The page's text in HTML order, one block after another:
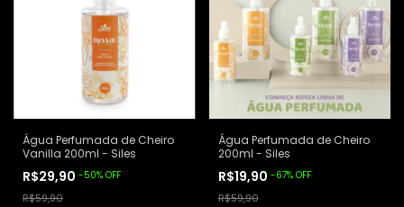
Água Perfumada de Cheiro
Vanilla 200ml - Siles
R$29,90 -50% OFF
R$59,90
Água Perfumada de Cheiro
200ml - Siles
R$19,90 -67% OFF
R$59,90